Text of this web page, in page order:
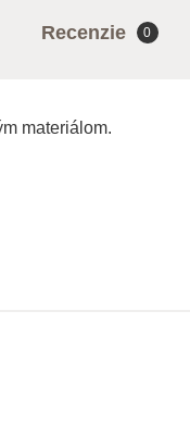
Recenzie 0
materiálom.